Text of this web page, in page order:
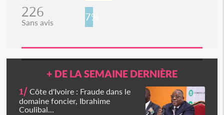
226
Sans avis 7%
+ DE LA SEMAINE DERNIÈRE
1/ Côte d'Ivoire : Fraude dans le
domaine foncier, Ibrahime
Coulibal...